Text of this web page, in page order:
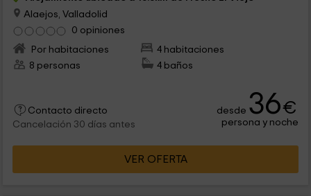
Alaejos, Valladolid
0 opiniones
Por habitaciones
4 habitaciones
8 personas
4 baños
Contacto directo
Cancelación 30 días antes
desde 36€
persona y noche
VER OFERTA